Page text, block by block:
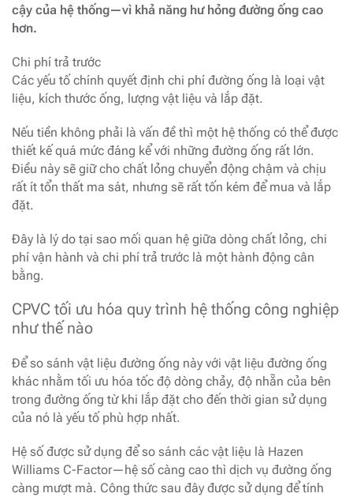
cậy của hệ thống—vì khả năng hư hỏng đường ống cao
hơn.
Chi phí trả trước
Các yếu tố chính quyết định chi phí đường ống là loại vật
liệu, kích thước ống, lượng vật liệu và lắp đặt.
Nếu tiền không phải là vấn đề thì một hệ thống có thể được
thiết kế quá mức đáng kể với những đường ống rất lớn.
Điều này sẽ giữ cho chất lỏng chuyển động chậm và chịu
rất ít tổn thất ma sát, nhưng sẽ rất tốn kém để mua và lắp
đặt.
Đây là lý do tại sao mối quan hệ giữa dòng chất lỏng, chi
phí vận hành và chi phí trả trước là một hành động cân
bằng.
CPVC tối ưu hóa quy trình hệ thống công nghiệp
như thế nào
Để so sánh vật liệu đường ống này với vật liệu đường ống
khác nhằm tối ưu hóa tốc độ dòng chảy, độ nhẵn của bên
trong đường ống từ khi lắp đặt cho đến thời gian sử dụng
của nó là yếu tố phù hợp nhất.
Hệ số được sử dụng để so sánh các vật liệu là Hazen
Williams C-Factor—hệ số càng cao thì dịch vụ đường ống
càng mượt mà. Công thức sau đây được sử dụng để tính